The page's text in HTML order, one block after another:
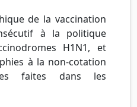
de la vaccination
à la politique
H1N1, et
à la non-cotation
faites dans les